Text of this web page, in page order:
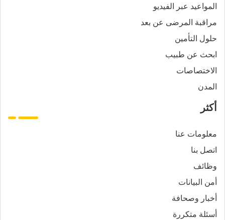
المواعيد عبر الفيديو
مراقبة المرضى عن بعد
حلول التأمين
ابحث عن طبيب
الاختصاصات
المدن
أكثر
معلومات عنا
اتصل بنا
وظائف
أمن البيانات
أخبار وصحافة
أسئلة متكررة